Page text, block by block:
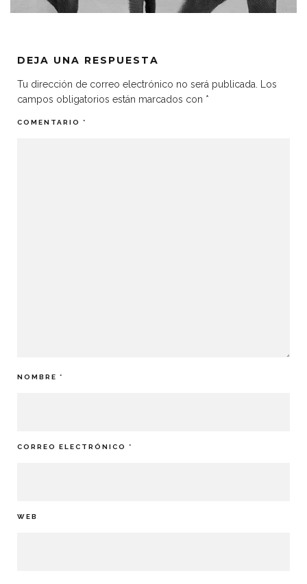
DEJA UNA RESPUESTA
Tu dirección de correo electrónico no será publicada.
Los
campos obligatorios están marcados con *
COMENTARIO *
NOMBRE *
CORREO ELECTRÓNICO *
WEB